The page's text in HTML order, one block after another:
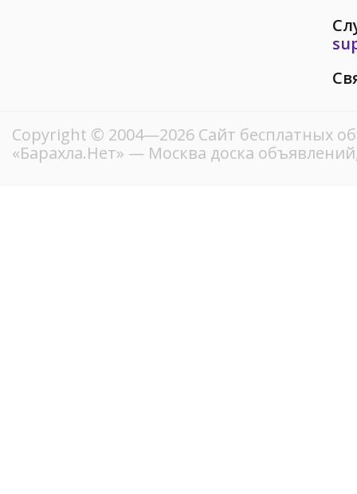
Copyright © 2004—2026 Сайт бесплатных
«Барахла.Нет» — Москва доска